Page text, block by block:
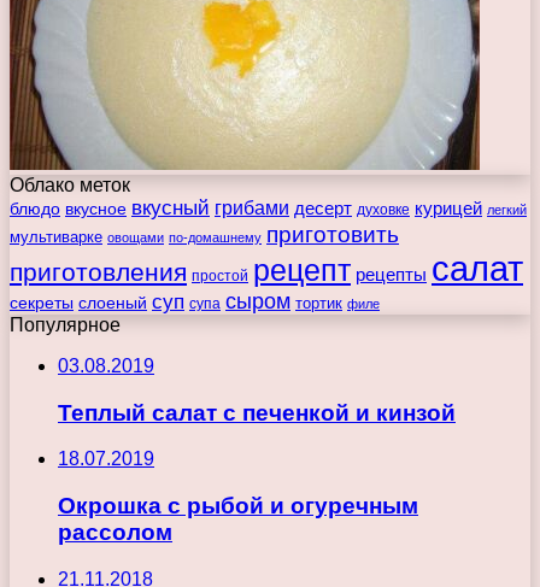
Облако меток
блюдо вкусное вкусный грибами десерт духовке курицей легкий
мультиварке овощами по-домашнему приготовить
приготовления простой рецепт рецепты салат
секреты слоеный суп супа сыром тортик филе
Популярное
03.08.2019
Теплый салат с печенкой и кинзой
18.07.2019
Окрошка с рыбой и огуречным
рассолом
21.11.2018